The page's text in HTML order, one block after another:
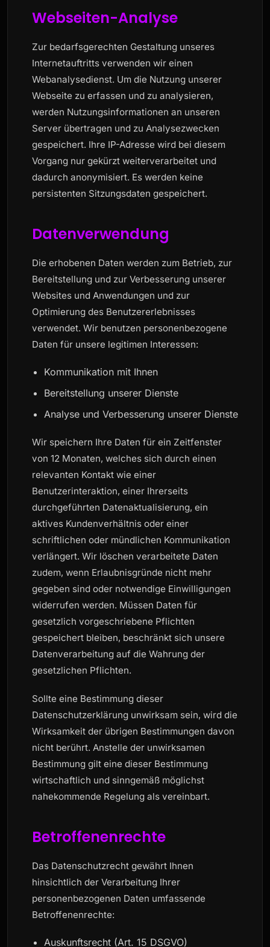
Webseiten-Analyse
Zur bedarfsgerechten Gestaltung unseres
Internetauftritts verwenden wir einen
Webanalysedienst. Um die Nutzung unserer
Webseite zu erfassen und zu analysieren,
werden Nutzungsinformationen an unseren
Server übertragen und zu Analysezwecken
gespeichert. Ihre IP-Adresse wird bei diesem
Vorgang nur gekürzt weiterverarbeitet und
dadurch anonymisiert. Es werden keine
persistenten Sitzungsdaten gespeichert.
Datenverwendung
Die erhobenen Daten werden zum Betrieb, zur
Bereitstellung und zur Verbesserung unserer
Websites und Anwendungen und zur
Optimierung des Benutzererlebnisses
verwendet. Wir benutzen personenbezogene
Daten für unsere legitimen Interessen:
Kommunikation mit Ihnen
Bereitstellung unserer Dienste
Analyse und Verbesserung unserer Dienste
Wir speichern Ihre Daten für ein Zeitfenster
von 12 Monaten, welches sich durch einen
relevanten Kontakt wie einer
Benutzerinteraktion, einer Ihrerseits
durchgeführten Datenaktualisierung, ein
aktives Kundenverhältnis oder einer
schriftlichen oder mündlichen Kommunikation
verlängert. Wir löschen verarbeitete Daten
zudem, wenn Erlaubnisgründe nicht mehr
gegeben sind oder notwendige Einwilligungen
widerrufen werden. Müssen Daten für
gesetzlich vorgeschriebene Pflichten
gespeichert bleiben, beschränkt sich unsere
Datenverarbeitung auf die Wahrung der
gesetzlichen Pflichten.
Sollte eine Bestimmung dieser
Datenschutzerklärung unwirksam sein, wird die
Wirksamkeit der übrigen Bestimmungen davon
nicht berührt. Anstelle der unwirksamen
Bestimmung gilt eine dieser Bestimmung
wirtschaftlich und sinngemäß möglichst
nahekommende Regelung als vereinbart.
Betroffenenrechte
Das Datenschutzrecht gewährt Ihnen
hinsichtlich der Verarbeitung Ihrer
personenbezogenen Daten umfassende
Betroffenenrechte:
Auskunftsrecht (Art. 15 DSGVO)